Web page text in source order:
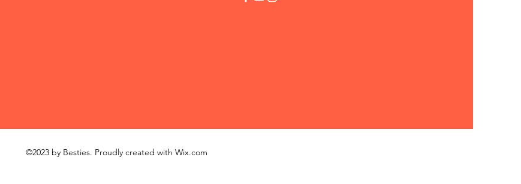
©2023 by Besties. Proudly created with Wix.com